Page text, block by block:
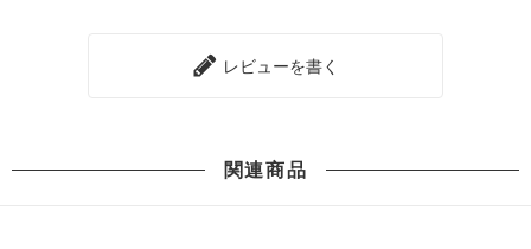
レビューを書く
関連商品